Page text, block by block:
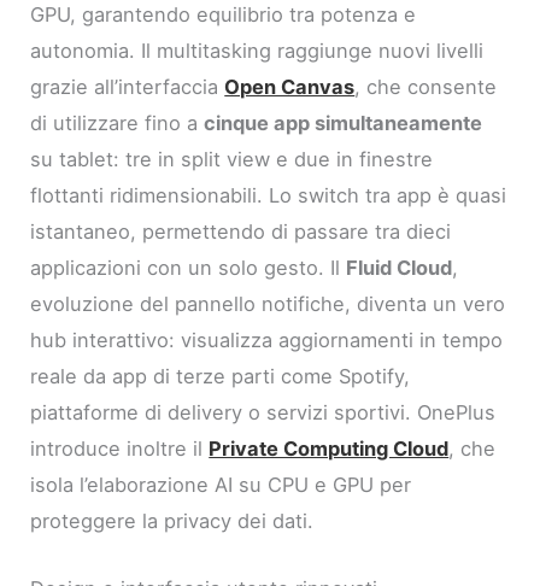
GPU, garantendo equilibrio tra potenza e
autonomia. Il multitasking raggiunge nuovi livelli
grazie all’interfaccia Open Canvas, che consente
di utilizzare fino acinque app simultaneamente
su tablet: tre in split view e due in finestre
flottanti ridimensionabili. Lo switch tra app è quasi
istantaneo, permettendo di passare tra dieci
applicazioni con un solo gesto. Il Fluid Cloud,
evoluzione del pannello notifiche, diventa un vero
hub interattivo: visualizza aggiornamenti in tempo
reale da app di terze parti come Spotify,
piattaforme di delivery o servizi sportivi. OnePlus
introduce inoltre il Private Computing Cloud, che
isola l’elaborazione AI su CPU e GPU per
proteggere la privacy dei dati.